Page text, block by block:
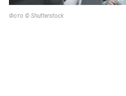
Фото © Shutterstock